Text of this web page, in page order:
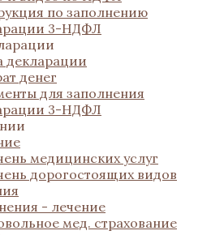
по заполнению
3-НДФЛ
декларации
денег
для заполнения
3-НДФЛ
медицинских услуг
дорогостоящих видов
- лечение
мед. страхование